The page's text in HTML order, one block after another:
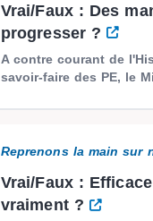
Vrai/Faux : Des
progresser ?
A contre courant de
savoir-faire des PE, le
Reprenons la main sur
Vrai/Faux :
vraiment ?